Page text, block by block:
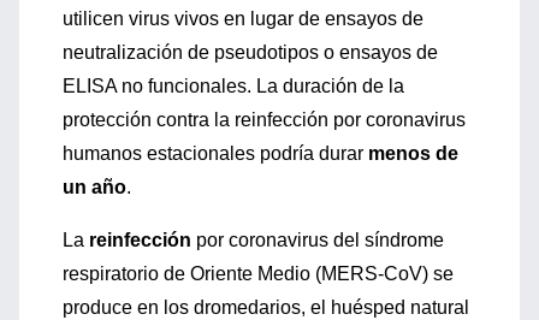
utilicen virus vivos en lugar de ensayos de
neutralización de pseudotipos o ensayos de
ELISA no funcionales. La duración de la
protección contra la reinfección por coronavirus
humanos estacionales podría durar menos de
un año.
La reinfección por coronavirus del síndrome
respiratorio de Oriente Medio (MERS-CoV) se
produce en los dromedarios, el huésped natural